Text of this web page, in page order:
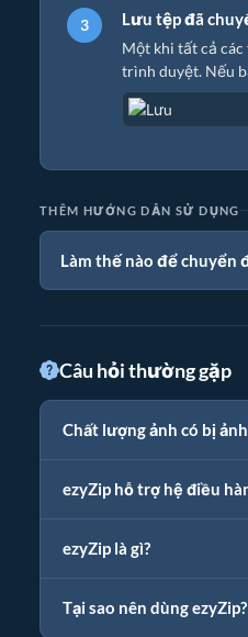
Lưu tệp đã
Một khi tất cả
trình duyệt. Nếu
THÊM HƯỚNG DẪN SỬ DỤNG
Làm thế nào để chuyển
Câu hỏi thường gặp
Chất lượng ảnh có bị
ezyZip hỗ trợ hệ điều
ezyZip là gì?
Tại sao nên dùng ezyZip?